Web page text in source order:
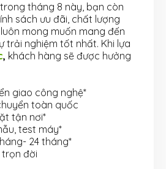
tháng 8 này, bạn còn
sách ưu đãi, chất lượng
mong muốn mang đến
trải nghiệm tốt nhất. Khi lựa
, khách hàng sẽ được hưởng
giao công nghệ*
toàn quốc
tận nơi*
test máy*
24 tháng*
đời